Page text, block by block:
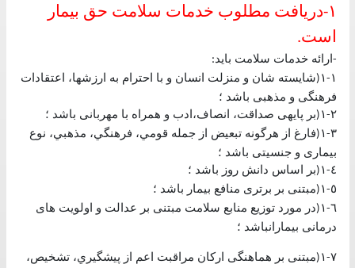
١-دريافت مطلوب خدمات سلامت حق بيمار
است.
-ارائه خدمات سلامت بايد:
١ -١ (شايسته شان و منزلت انسان و با احترام به ارزشها، اعتقادات
فرهنگی و مذهبی باشد ؛
٢-١ (بر پايهی صداقت، انصاف،ادب و همراه با مهربانی باشد ؛
٣-١ (فارغ از هرگونه تبعيض از جمله قومي، فرهنگي، مذهبي، نوع
بيماری و جنسيتی باشد ؛
٤-١ (بر اساس دانش روز باشد ؛
٥-١ (مبتنی بر برتری منافع بيمار باشد ؛
٦-١ (در مورد توزيع منابع سلامت مبتنی بر عدالت و اولويت های
درمانی بيمارانباشد ؛
٧-١ (مبتنی بر هماهنگی اركان مراقبت اعم از پيشگيري، تشخيص،